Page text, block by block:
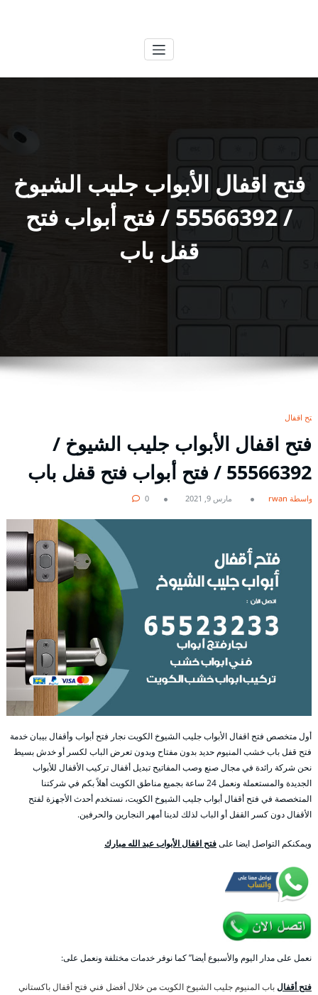
فتح اقفال الأبواب جليب الشيوخ
/ 55566392 / فتح أبواب فتح
قفل باب
فتح اقفال
فتح اقفال الأبواب جليب الشيوخ /
55566392 / فتح أبواب فتح قفل باب
بواسطة rwan مارس 9, 2021 0
أول متخصص فتح اقفال الأبواب جليب الشيوخ الكويت نجار فتح أبواب وأقفال بيبان خدمة
فتح قفل باب خشب المنيوم حديد بدون مفتاح وبدون تعرض الباب لكسر أو خدش بسيط
نحن شركة رائدة في مجال صنع وصب المفاتيح تبديل أقفال تركيب الأقفال للأبواب
الجديدة والمستعملة ونعمل 24 ساعة بجميع مناطق الكويت أهلاً بكم في شركتنا
المتخصصة في فتح أقفال أبواب جليب الشيوخ الكويت، نستخدم أحدث الأجهزة لفتح
الأقفال دون كسر القفل أو الباب لذلك لدينا أمهر النجارين والحرفين.
ويمكنكم التواصل ايضا علىفتح اقفال الأبواب عبد الله مبارك
نعمل على مدار اليوم والأسبوع أيضا” كما نوفر خدمات مختلفة ونعمل على:
فتح أقفالباب المنيوم جليب الشيوخ الكويت من خلال أفضل فني فتح أقفال باكستاني